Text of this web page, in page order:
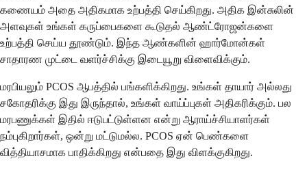
கணையம் அதை அதிகமாக உற்பத்தி செய்கிறது. அதிக இன்சுலின்
அளவுகள் உங்கள் கருப்பைகளை கூடுதல் ஆண்ட்ரோஜன்களை
உற்பத்தி செய்ய தூண்டும். இந்த ஆண்களின் ஹார்மோன்கள்
சாதாரண முட்டை வளர்ச்சிக்கு இடையூறு விளைவிக்கும்.
மரபியலும் PCOS ஆபத்தில் பங்களிக்கிறது. உங்கள் தாயார் அல்லது
சகோதரிக்கு இது இருந்தால், உங்கள் வாய்ப்புகள் அதிகரிக்கும். பல
மரபணுக்கள் இதில் ஈடுபட்டுள்ளன என்று ஆராய்ச்சியாளர்கள்
நம்புகிறார்கள், ஒன்று மட்டுமல்ல. PCOS ஏன் பெண்களை
வித்தியாசமாக பாதிக்கிறது என்பதை இது விளக்குகிறது.